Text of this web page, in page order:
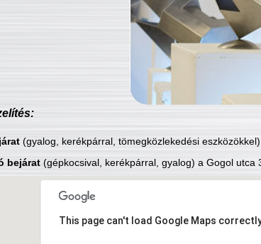
(gyalog, kerékpárral, tömegközlekedési
bejárat(gépkocsival, kerékpárral, gyalog) a Gogol utca
This page can't load Google Maps